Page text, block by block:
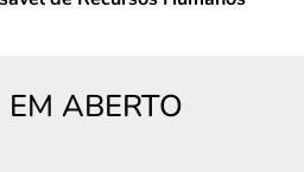
ABERTO